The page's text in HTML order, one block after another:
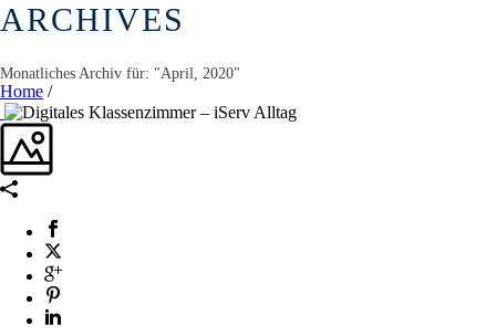
ARCHIVES
Monatliches Archiv für: "April, 2020"
Home /